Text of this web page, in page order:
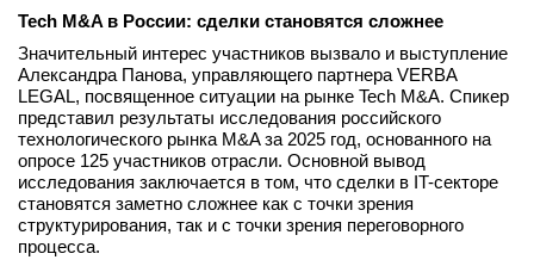
Tech M&A в России: сделки становятся сложнее
Значительный интерес участников вызвало и выступление
Александра Панова, управляющего партнера VERBA
LEGAL, посвященное ситуации на рынке Tech M&A. Спикер
представил результаты исследования российского
технологического рынка M&A за 2025 год, основанного на
опросе 125 участников отрасли. Основной вывод
исследования заключается в том, что сделки в IT-секторе
становятся заметно сложнее как с точки зрения
структурирования, так и с точки зрения переговорного
процесса.